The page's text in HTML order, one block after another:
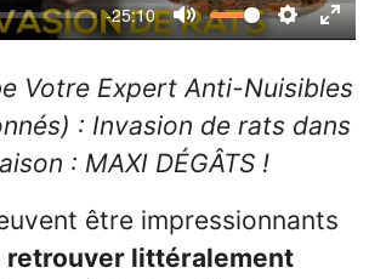
-25:10
Mute
Votre Expert Anti-Nuisibles
: Invasion de rats dans
: MAXI DÉGÂTS !
être impressionnants
retrouver littéralement